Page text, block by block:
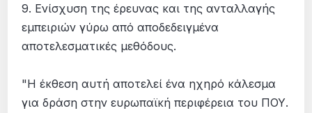
9. Ενίσχυση της έρευνας και της ανταλλαγής
εμπειριών γύρω από αποδεδειγμένα
αποτελεσματικές μεθόδους.
"Η έκθεση αυτή αποτελεί ένα ηχηρό κάλεσμα
για δράση στην ευρωπαϊκή περιφέρεια του ΠΟΥ.